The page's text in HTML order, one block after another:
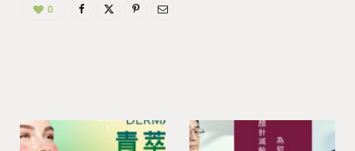
0